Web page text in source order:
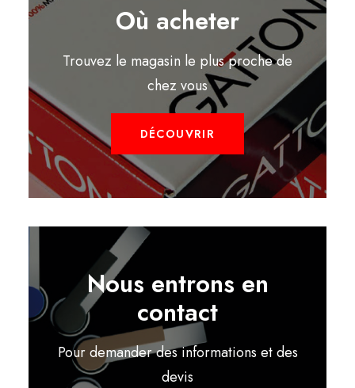
Où acheter
Trouvez le magasin le plus proche de
chez vous
DÉCOUVRIR
Nous entrons en
contact
Pour demander des informations et des
devis